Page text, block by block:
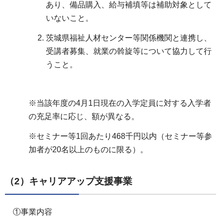
あり、備品購入、給与補填等は補助対象として
いないこと。
茨城県福祉人材センター等関係機関と連携し、
受講者募集、就業の斡旋等について協力して行
うこと。
※当該年度の4月1日現在の入学定員に対する入学者
の充足率に応じ、額が異なる。
※セミナー等1回あたり468千円以内（セミナー等参
加者が20名以上のものに限る）。
（2）キャリアアップ支援事業
①事業内容